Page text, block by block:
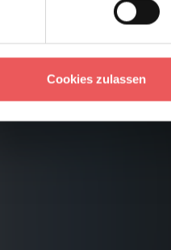
Cookies zulassen